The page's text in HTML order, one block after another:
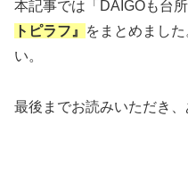
本記事では「DAIGOも台
トピラフ』
をまとめまし
い。
最後までお読みいただき、